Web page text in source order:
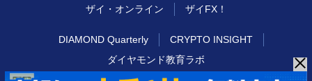
ザイ・オンライン
ザイFX！
DIAMOND Quarterly
CRYPTO INSIGHT
ダイヤモンド教育ラボ